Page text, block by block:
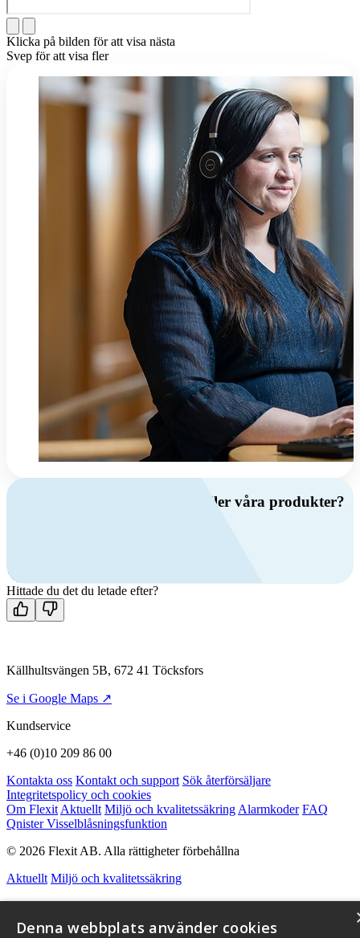
Klicka på bilden för att visa nästa
Svep för att visa fler
Har du frågor om ventilation eller våra produkter?
Kontakta oss
Hittade du det du letade efter?
Källhultsvängen 5B, 672 41 Töcksfors
Se i Google Maps ↗
Kundservice
+46 (0)10 209 86 00
Kontakta oss Kontakt och support Sök återförsäljare
Integritetspolicy och cookies
Om Flexit Aktuellt Miljö och kvalitetssäkring Alarmkoder FAQ
Qnister Visselblåsningsfunktion
© 2026 Flexit AB. Alla rättigheter förbehållna
Aktuellt Miljö och kvalitetssäkring
Denna webbplats använder cookies